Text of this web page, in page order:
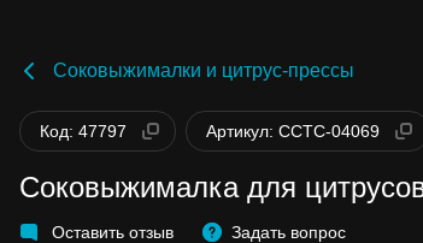
Соковыжималки и цитрус-прессы
Код: 47797 Артикул: CCTC-04069
Соковыжималка для
Оставить отзыв Задать вопрос
дней после покупки.
Баланс можно проверить в
в разделе «Мои бонусы».
Накопленными бонусами
до 99% стоимости
детальнее